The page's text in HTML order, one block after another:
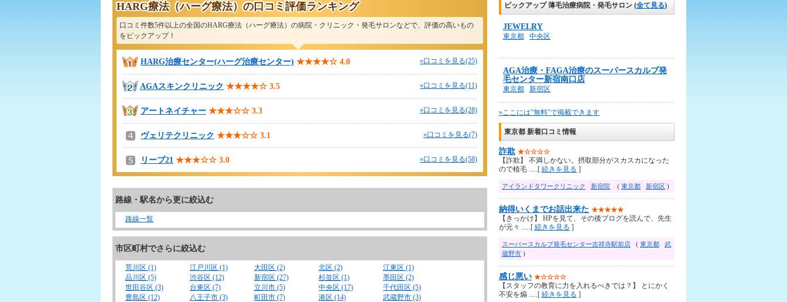
HARG療法（ハーグ療法）の口コミ評価ランキング
口コミ件数5件以上の全国のHARG療法（ハーグ療法）の病院・クリニック・発毛サロンなどで、評価の高いもの
をピックアップ！
HARG治療センター(ハーグ治療センター) ★★★★☆ 4.0 »口コミを見る(25)
AGAスキンクリニック ★★★★☆ 3.5 »口コミを見る(11)
アートネイチャー ★★★☆☆ 3.3 »口コミを見る(28)
ヴェリテクリニック ★★★☆☆ 3.1 »口コミを見る(7)
リーブ21 ★★★☆☆ 3.0 »口コミを見る(58)
路線・駅名から更に絞込む
路線一覧
市区町村でさらに絞込む
荒川区 (1) 江戸川区 (1) 大田区 (2) 北区 (2)
江東区 (1)
品川区 (5)
渋谷区 (12) 新宿区 (27) 杉並区 (1)
墨田区 (2)
世田谷区 (3)
台東区 (7) 立川市 (5) 中央区 (17)
千代田区 (5)
豊島区 (12)
八王子市 (3) 町田市 (7) 港区 (14)
武蔵野市 (3)
ピックアップ 薄毛治療病院・発毛サロン (全て見る)
JEWELRY
東京都 中央区
AGA治療・FAGA治療のスーパースカルプ発
毛センター新宿南口店
東京都 新宿区
»ここには"無料"で掲載できます
東京都 新着口コミ情報
詐欺 ★☆☆☆☆
【詐欺】 不満しかない。摂取部分がスカスカになった
ので植毛 .....[ 続きを見る ]
アイランドタワークリニック 新宿院 ( 東京都 新宿区 )
納得いくまでお話出来た ★★★★★
【きっかけ】 HPを見て、その後ブログを読んで、先生
が元々 .....[ 続きを見る ]
スーパースカルプ発毛センター吉祥寺駅前店 ( 東京都
武
蔵野市 )
感じ悪い ★☆☆☆☆
【スタッフの教育に力を入れるべきでは？】 とにかく
不安を煽 .....[ 続きを見る ]